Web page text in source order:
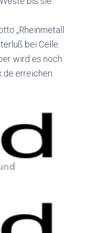
„Rheinmetall
bei Celle.
wird es noch
erreichen.